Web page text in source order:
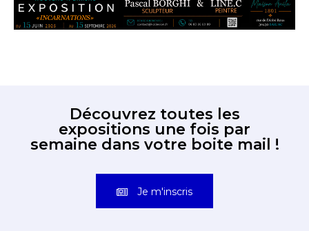
Découvrez toutes les
expositions une fois par
semaine dans votre boite mail !
Je m'inscris